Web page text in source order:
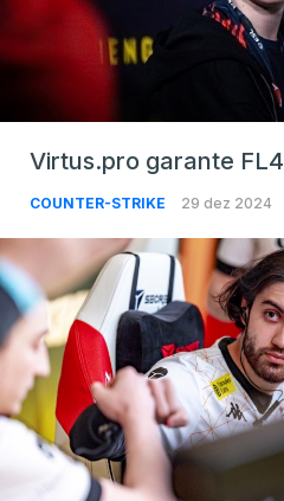
Virtus.pro garante
COUNTER-STRIKE 29 dez 2024